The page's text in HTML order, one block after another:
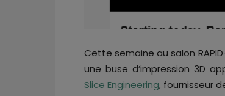
Cette semaine au salon
une buse d’impression 3D
Slice Engineering, fournisseur